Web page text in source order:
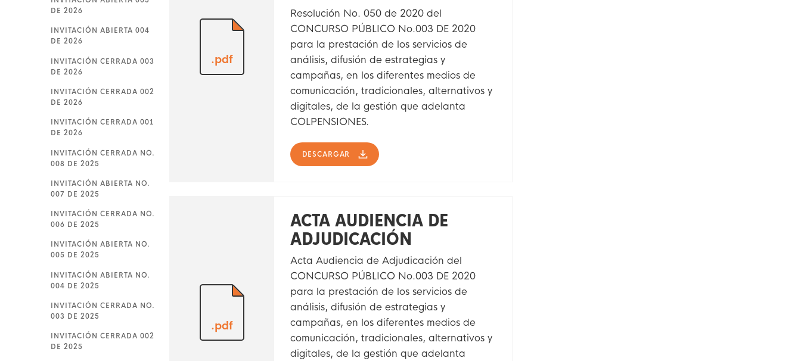
DE 2026
INVITACIÓN ABIERTA 004
DE 2026
INVITACIÓN CERRADA 003
DE 2026
INVITACIÓN CERRADA 002
DE 2026
INVITACIÓN CERRADA 001
DE 2026
INVITACIÓN CERRADA NO.
008 DE 2025
INVITACIÓN ABIERTA NO.
007 DE 2025
INVITACIÓN CERRADA NO.
006 DE 2025
INVITACIÓN ABIERTA NO.
005 DE 2025
INVITACIÓN ABIERTA NO.
004 DE 2025
INVITACIÓN CERRADA NO.
003 DE 2025
INVITACIÓN CERRADA 002
DE 2025
.pdf
Resolución No. 050 de 2020 del
CONCURSO PÚBLICO No.003 DE 2020
para la prestación de los servicios de
análisis, difusión de estrategias y
campañas, en los diferentes medios de
comunicación, tradicionales, alternativos y
digitales, de la gestión que adelanta
COLPENSIONES.
DESCARGAR
.pdf
ACTA AUDIENCIA DE
ADJUDICACIÓN
Acta Audiencia de Adjudicación del
CONCURSO PÚBLICO No.003 DE 2020
para la prestación de los servicios de
análisis, difusión de estrategias y
campañas, en los diferentes medios de
comunicación, tradicionales, alternativos y
digitales, de la gestión que adelanta